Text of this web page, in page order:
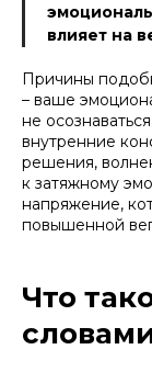
влияет на
Причины
– ваше
не
внутренние
решения,
к затяжному
напряжение,
повышенной
Что